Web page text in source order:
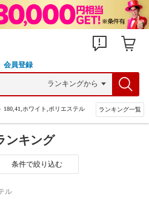
会員登録
180,41,ホワイト,ポリエステル ランキング一覧
ンキング
条件で絞り込む
ル